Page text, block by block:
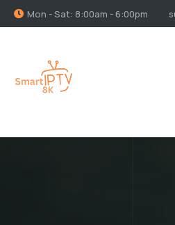
Mon - Sat: 8:00am - 6:00pm